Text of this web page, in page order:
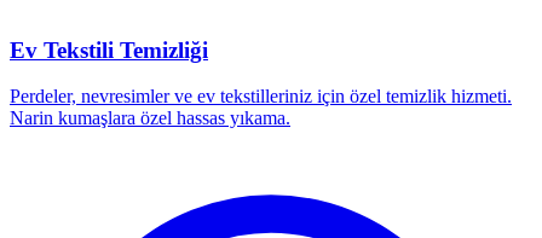
Ev Tekstili Temizliği
Perdeler, nevresimler ve ev tekstilleriniz için özel temizlik hizmeti.
Narin kumaşlara özel hassas yıkama.